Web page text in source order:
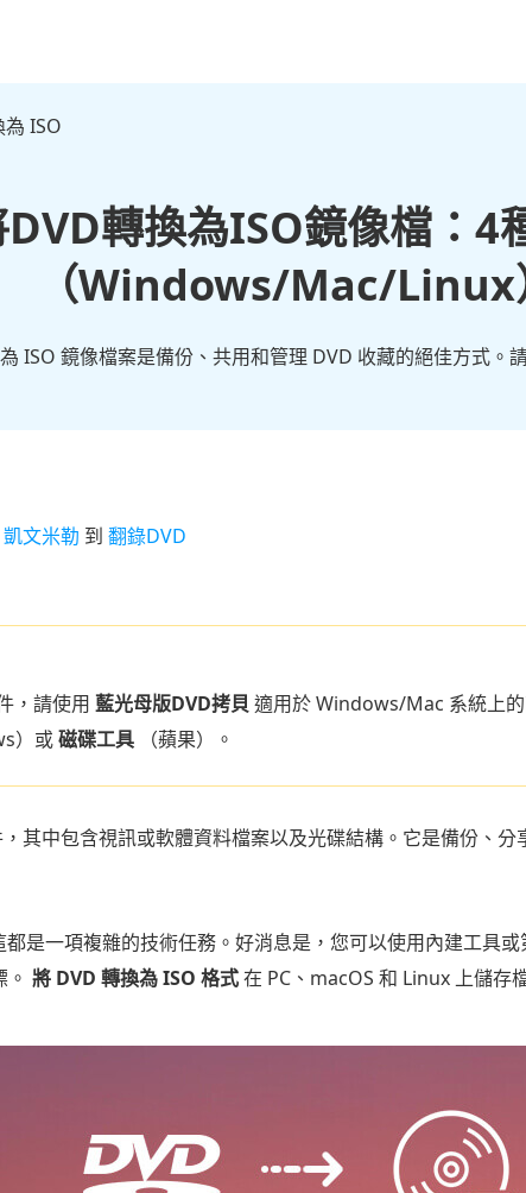
ISO
轉換為ISO鏡像檔：4
（Windows/Mac/Linux
ISO 鏡像檔案是備份、共用和管理 DVD 收藏的絕佳方式。
凱文米勒 到 翻錄DVD
，請使用 藍光母版DVD拷貝 適用於 Windows/Mac 系統上
）或磁碟工具 （蘋果）。
其中包含視訊或軟體資料檔案以及光碟結構。它是備份、
是一項複雜的技術任務。好消息是，您可以使用內建工具
將 DVD 轉換為 ISO 格式在 PC、macOS 和 Linux 上儲存